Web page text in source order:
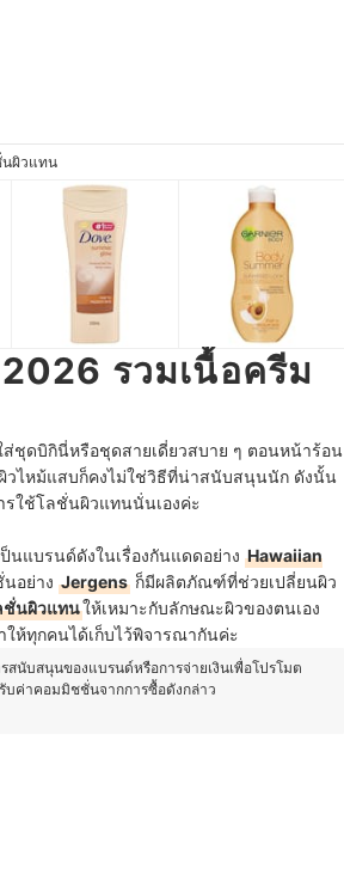
นผิวแทน
รวมเนื้อครีม
ชุดบิกินี่หรือชุดสายเดี่ยวสบาย ๆ ตอนหน้าร้อน
วไหม้แสบก็คงไม่ใช่วิธีที่น่าสนับสนุนนัก ดังนั้น
รใช้โลชั่นผิวแทนนั่นเองค่ะ
แบรนด์ดังในเรื่องกันแดดอย่าง Hawaiian
อย่าง Jergens ก็มีผลิตภัณฑ์ที่ช่วยเปลี่ยนผิว
ชั่นผิวแทนให้เหมาะกับลักษณะผิวของตนเอง
ห้ทุกคนได้เก็บไว้พิจารณากันค่ะ
สนับสนุนของแบรนด์หรือการจ่ายเงินเพื่อโปรโมต
บค่าคอมมิชชั่นจากการซื้อดังกล่าว